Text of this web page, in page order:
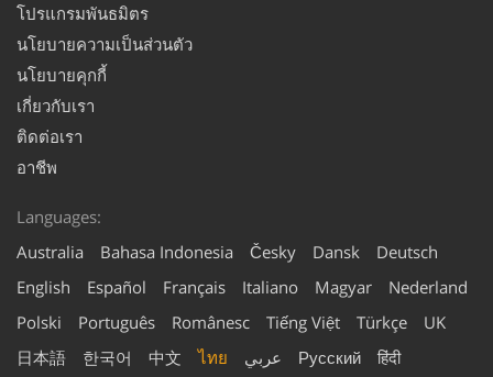
โปรแกรมพันธมิตร
นโยบายความเป็นส่วนตัว
นโยบายคุกกี้
เกี่ยวกับเรา
ติดต่อเรา
อาชีพ
Languages:
Australia
Bahasa Indonesia Česky Dansk
Deutsch
English
Español Français Italiano Magyar
Nederland
Polski
Português Românesc Tiếng Việt Türkçe
UK
日本語
한국어 中文 ไทย عربي Русский हिंदी